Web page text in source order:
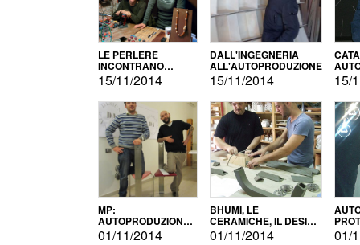
LE PERLERE
INCONTRANO
L'AUTOPRODUZIONE
15/11/2014
DALL'INGEGNERIA
ALL'AUTOPRODUZIONE
15/11/2014 15/
MP:
AUTOPRODUZIONE
E INNOVAZIONE
01/11/2014
BHUMI, LE
CERAMICHE, IL DESIGN
E L'AUTOPRODUZIONE
01/11/2014 01/